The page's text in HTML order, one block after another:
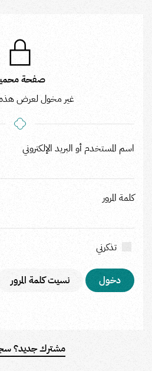
صفحة
غير مخول لعرض
اسم المستخدم أو البريد الإلكتروني
كلمة المرور
تذكرني
نسيت كلمة المرور
مشترك جديد؟